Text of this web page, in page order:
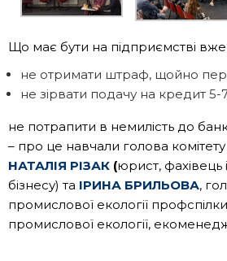
Що має бути на підприємстві вже
не отримати штраф, щойно
не зірвати подачу на кредит 5-
не потрапити в немилість до
– про це навчали голова комітету
НАТАЛІЯ РІЗАК (юрист, фахівець
бізнесу) та ІРИНА БРИЛЬОВА,
промислової екології
промислової екології,